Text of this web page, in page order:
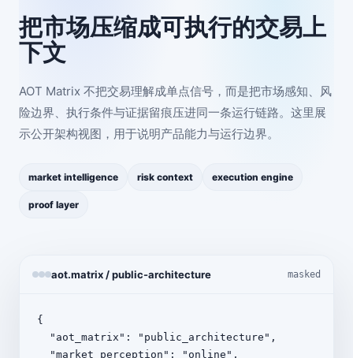
把市场压缩成可执行的交易上
下文
AOT Matrix 不把交易理解成单点信号，而是把市场感知、风
险边界、执行条件与证据留痕压进同一条运行链路。这里展
示公开架构视图，用于说明产品能力与运行边界。
market intelligence risk context execution engine
proof layer
aot.matrix / public-architecture masked
{
  "aot_matrix": "public_architecture",
  "market_perception": "online",